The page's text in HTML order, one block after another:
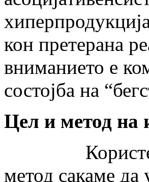
кон претерана
вниманието е
состојба на
Цел и метод на
Користејќи
метод сакаме